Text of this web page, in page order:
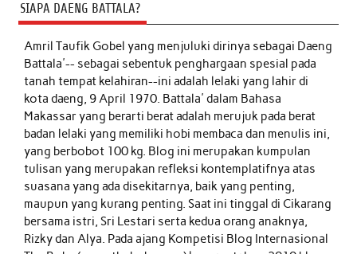
SIAPA DAENG BATTALA?
Amril Taufik Gobelyang menjuluki dirinya sebagai Daeng
Battala'-- sebagai sebentuk penghargaan spesial pada
tanah tempat kelahiran--ini adalah lelaki yang lahir di
kota daeng, 9 April 1970. Battala' dalam Bahasa
Makassar yang berarti berat adalah merujuk pada berat
badan lelaki yang memiliki hobi membaca dan menulis ini,
yang berbobot 100 kg. Blog ini merupakan kumpulan
tulisan yang merupakan refleksi kontemplatifnya atas
suasana yang ada disekitarnya, baik yang penting,
maupun yang kurang penting. Saat ini tinggal di Cikarang
bersama istri, Sri Lestari serta kedua orang anaknya,
Rizky dan Alya. Pada ajang Kompetisi Blog Internasional